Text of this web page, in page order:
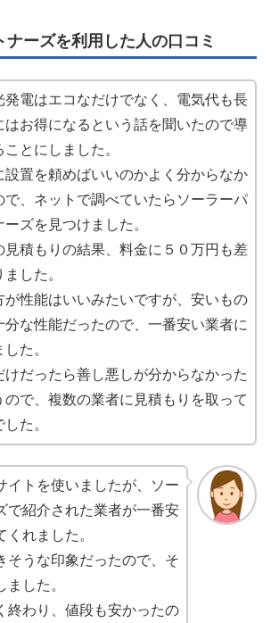
ナーズを利用した人の口コミ
発電はエコなだけでなく、電気代も長
はお得になるという話を聞いたので導
ことにしました。
設置を頼めばいいのかよく分からなか
で、ネットで調べていたらソーラーパ
ーズを見つけました。
見積もりの結果、料金に５０万円も差
した。
が性能はいいみたいですが、安いもの
分な性能だったので、一番安い業者に
た。
けだったら善し悪しが分からなかった
ので、複数の業者に見積もりを取って
た。
イトを使いましたが、ソー
で紹介された業者が一番安
れました。
そうな印象だったので、そ
した。
終わり、値段も安かったの